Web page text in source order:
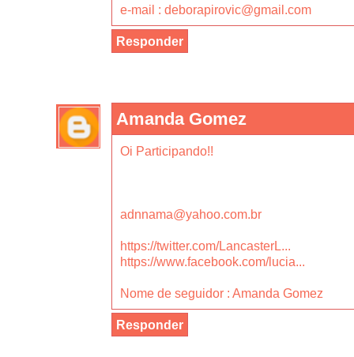
e-mail : deborapirovic@gmail.com
Responder
Amanda Gomez
Oi Participando!!
adnnama@yahoo.com.br
https://twitter.com/LancasterL...
https://www.facebook.com/lucia...
Nome de seguidor : Amanda Gomez
Responder